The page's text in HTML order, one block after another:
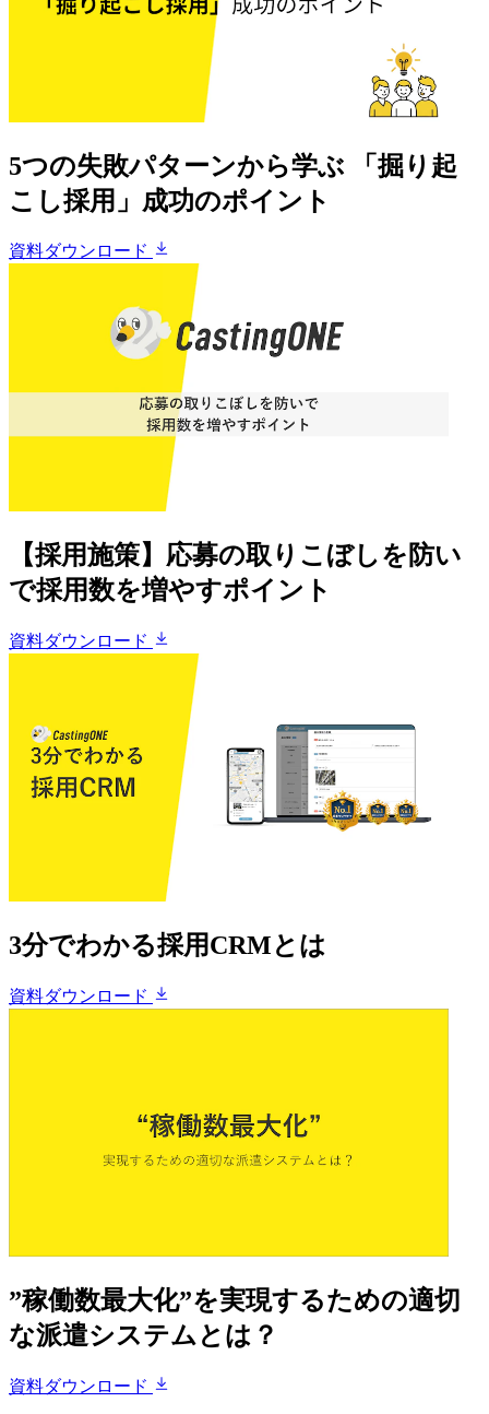
5つの失敗パターンから学ぶ 「掘り起
こし採用」成功のポイント
資料ダウンロード
【採用施策】応募の取りこぼしを防い
で採用数を増やすポイント
資料ダウンロード
3分でわかる採用CRMとは
資料ダウンロード
”稼働数最大化”を実現するための適切
な派遣システムとは？
資料ダウンロード